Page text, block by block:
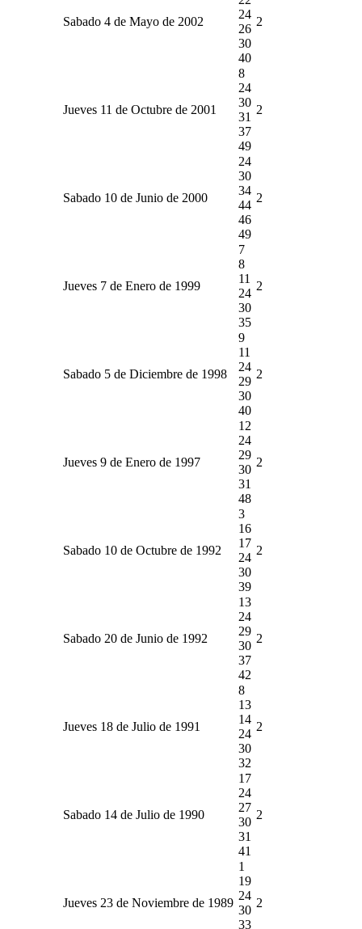
Sabado 4 de Mayo de 2002
24
26
30
40
2
Jueves 11 de Octubre de 2001
8
24
30
31
37
49
2
Sabado 10 de Junio de 2000
24
30
34
44
46
49
2
Jueves 7 de Enero de 1999
7
8
11
24
30
35
2
Sabado 5 de Diciembre de 1998
9
11
24
29
30
40
2
Jueves 9 de Enero de 1997
12
24
29
30
31
48
2
Sabado 10 de Octubre de 1992
3
16
17
24
30
39
2
Sabado 20 de Junio de 1992
13
24
29
30
37
42
2
Jueves 18 de Julio de 1991
8
13
14
24
30
32
2
Sabado 14 de Julio de 1990
17
24
27
30
31
41
2
Jueves 23 de Noviembre de 1989
1
19
24
30
33
2